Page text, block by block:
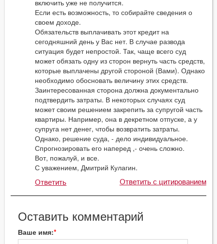
включить уже не получится.
Если есть возможность, то собирайте сведения о
своем доходе.
Обязательств выплачивать этот кредит на
сегодняшний день у Вас нет. В случае развода
ситуация будет непростой. Так, чаще всего суд
может обязать одну из сторон вернуть часть средств,
которые выплачены другой стороной (Вами). Однако
необходимо обосновать величину этих средств.
Заинтересованная сторона должна документально
подтвердить затраты. В некоторых случаях суд
может своим решением закрепить за супругой часть
квартиры. Например, она в декретном отпуске, а у
супруга нет денег, чтобы возвратить затраты.
Однако, решение суда, - дело индивидуальное.
Спрогнозировать его наперед ,- очень сложно.
Вот, пожалуй, и все.
С уважением, Дмитрий Кулагин.
Ответить Ответить с цитированием
Оставить комментарий
Ваше имя: